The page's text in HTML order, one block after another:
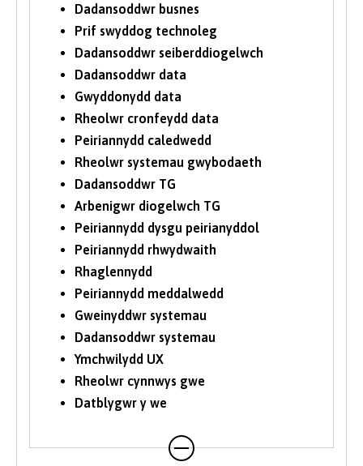
Dadansoddwr busnes
Prif swyddog technoleg
Dadansoddwr seiberddiogelwch
Dadansoddwr data
Gwyddonydd data
Rheolwr cronfeydd data
Peiriannydd caledwedd
Rheolwr systemau gwybodaeth
Dadansoddwr TG
Arbenigwr diogelwch TG
Peiriannydd dysgu peirianyddol
Peiriannydd rhwydwaith
Rhaglennydd
Peiriannydd meddalwedd
Gweinyddwr systemau
Dadansoddwr systemau
Ymchwilydd UX
Rheolwr cynnwys gwe
Datblygwr y we